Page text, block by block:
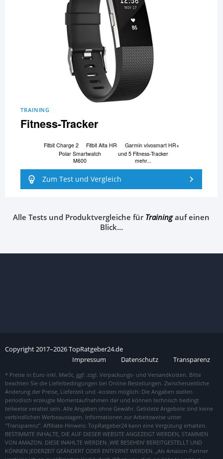
TRAINING
Fitness-Tracker
Fitbit Charge 2 Fitbit Alta HR
Garmin vívosmart HR+
Polar Smartwatch
M600
und 5 Fitness-Tracker
mehr...
Zum Test und Vergleich
Alle Tests und Produktvergleiche fürTrainingauf einen
Blick…
Copyright2017–2026TopRatgeber24.de
Impressum
Datenschutz Transparenz